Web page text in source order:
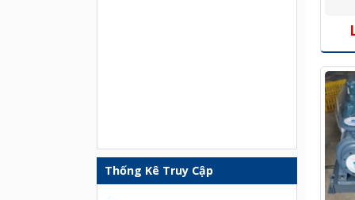
Thống Kê Truy Cập